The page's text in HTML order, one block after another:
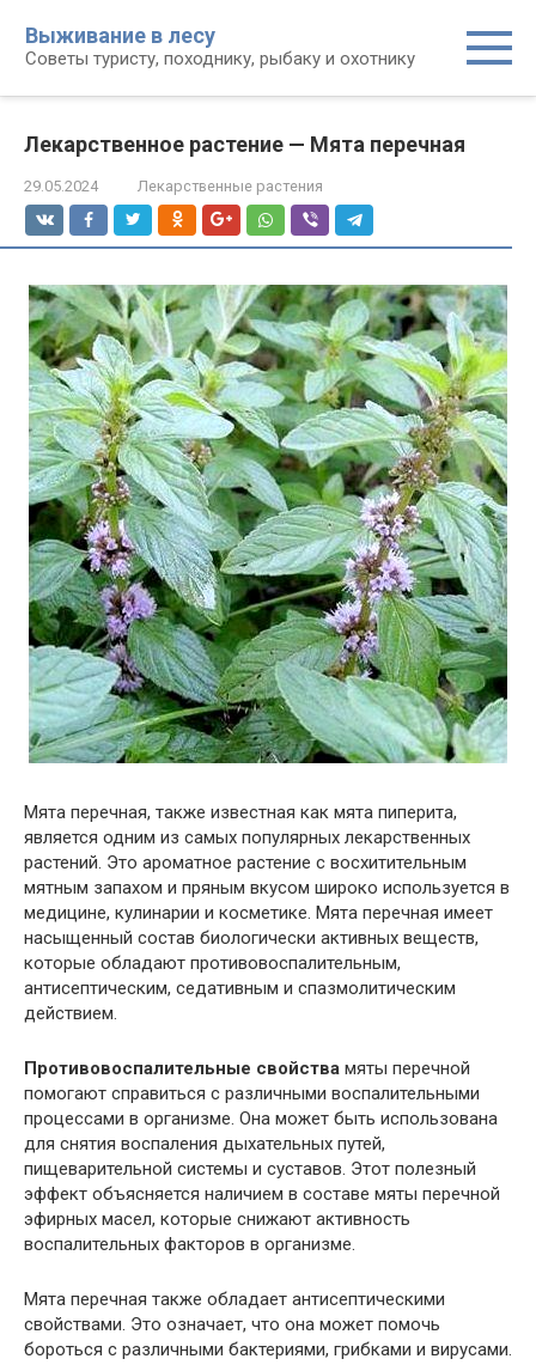
контенту
Выживание в лесу
Советы туристу, походнику, рыбаку и охотнику
Лекарственное растение — Мята перечная
29.05.2024 Лекарственные растения
Мята перечная, также известная как мята пиперита,
является одним из самых популярных лекарственных
растений. Это ароматное растение с восхитительным
мятным запахом и пряным вкусом широко используется в
медицине, кулинарии и косметике. Мята перечная имеет
насыщенный состав биологически активных веществ,
которые обладают противовоспалительным,
антисептическим, седативным и спазмолитическим
действием.
Противовоспалительные свойства мяты перечной
помогают справиться с различными воспалительными
процессами в организме. Она может быть использована
для снятия воспаления дыхательных путей,
пищеварительной системы и суставов. Этот полезный
эффект объясняется наличием в составе мяты перечной
эфирных масел, которые снижают активность
воспалительных факторов в организме.
Мята перечная также обладает антисептическими
свойствами. Это означает, что она может помочь
бороться с различными бактериями, грибками и вирусами.